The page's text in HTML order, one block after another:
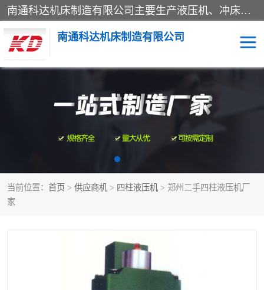
南通科达机床制造有限公司主要生产液压机、冲床、压力机等产品；本公司采用现代化企业的管理方法进行管理，立足于产品的质量管理，以优秀的品质、新颖的设计、合理的价格、完善的服务赢得广大客户的充分信赖和良好的口碑。领导层将运用科学管理方法及长期积累下来的经验和广泛领域吸取来新的技术不断调整产品结构，为市场提供精良的各类机械设备。企业将坚持与国内外各界朋友，真诚合作，共创辉煌。
南通科达机床制造有限公司
当前位置： 首页 > 供应商机 > 四柱液压机 > 郑州二手四柱液压机厂
家
四柱液压机 液压机
卷板机